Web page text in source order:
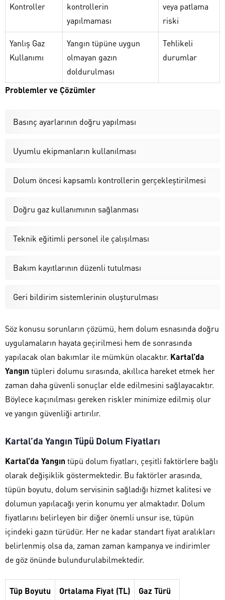
Kontroller
kontrollerin
yapılmaması
veya patlama
riski
Yanlış Gaz
Kullanımı
Yangın tüpüne uygun
olmayan gazın
doldurulması
Tehlikeli
durumlar
Problemler ve Çözümler
Basınç ayarlarının doğru yapılması
Uyumlu ekipmanların kullanılması
Dolum öncesi kapsamlı kontrollerin gerçekleştirilmesi
Doğru gaz kullanımının sağlanması
Teknik eğitimli personel ile çalışılması
Bakım kayıtlarının düzenli tutulması
Geri bildirim sistemlerinin oluşturulması
Söz konusu sorunların çözümü, hem dolum esnasında doğru
uygulamaların hayata geçirilmesi hem de sonrasında
yapılacak olan bakımlar ile mümkün olacaktır. Kartal’da
Yangın tüpleri dolumu sırasında, akıllıca hareket etmek her
zaman daha güvenli sonuçlar elde edilmesini sağlayacaktır.
Böylece kaçınılması gereken riskler minimize edilmiş olur
ve yangın güvenliği artırılır.
Kartal’da Yangın Tüpü Dolum Fiyatları
Kartal’da Yangın tüpü dolum fiyatları, çeşitli faktörlere bağlı
olarak değişiklik göstermektedir. Bu faktörler arasında,
tüpün boyutu, dolum servisinin sağladığı hizmet kalitesi ve
dolumun yapılacağı yerin konumu yer almaktadır. Dolum
fiyatlarını belirleyen bir diğer önemli unsur ise, tüpün
içindeki gazın türüdür. Her ne kadar standart fiyat aralıkları
belirlenmiş olsa da, zaman zaman kampanya ve indirimler
de göz önünde bulundurulabilmektedir.
Tüp Boyutu Ortalama Fiyat (TL) Gaz Türü